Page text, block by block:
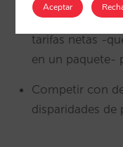
Competir con
tarifas netas -
en un paquete-
Competir con
disparidades
Aceptar